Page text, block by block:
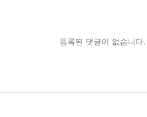
등록된 댓글이 없습니다.